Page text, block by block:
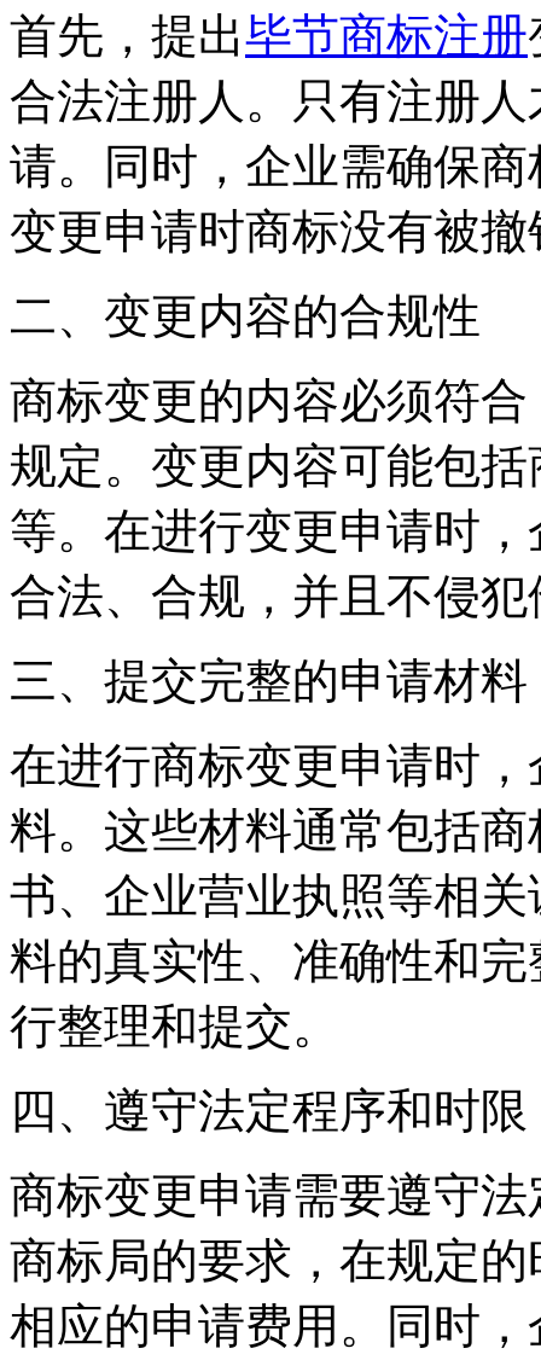
首先，提出毕节商标注册
合法注册人。只有注册
请。同时，企业需确保
变更申请时商标没有被
二、变更内容的合规性
商标变更的内容必须符
规定。变更内容可能包
等。在进行变更申请时
合法、合规，并且不侵
三、提交完整的申请材料
在进行商标变更申请时
料。这些材料通常包括
书、企业营业执照等相
料的真实性、准确性和
行整理和提交。
四、遵守法定程序和时限
商标变更申请需要遵守
商标局的要求，在规定
相应的申请费用。同时